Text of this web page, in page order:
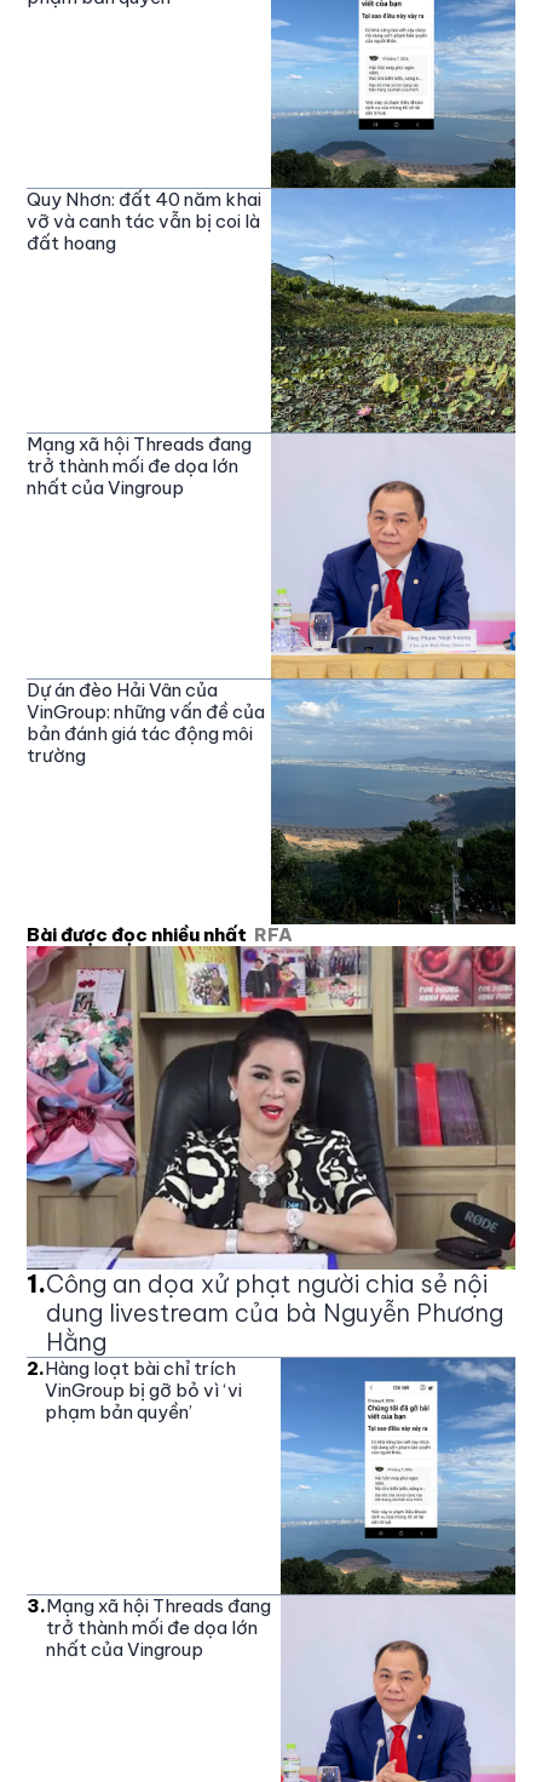
Quy Nhơn: đất 40 năm khai
vỡ và canh tác vẫn bị coi là
đất hoang
Mạng xã hội Threads đang
trở thành mối đe dọa lớn
nhất của Vingroup
Dự án đèo Hải Vân của
VinGroup: những vấn đề của
bản đánh giá tác động môi
trường
Bài được đọc nhiều nhất RFA
1.Công an dọa xử phạt người chia sẻ nội
dung livestream của bà Nguyễn Phương
Hằng
2.Hàng loạt bài chỉ trích
VinGroup bị gỡ bỏ vì ‘vi
phạm bản quyền’
3.Mạng xã hội Threads đang
trở thành mối đe dọa lớn
nhất của Vingroup